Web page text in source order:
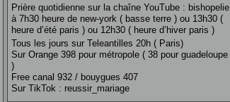
Prière quotidienne sur la chaîne YouTube : bishopelie
à 7h30 heure de new-york ( basse terre ) ou 13h30 (
heure d’été paris ) ou 12h30 ( heure d’hiver paris )
Tous les jours sur Teleantilles 20h ( Paris)
Sur Orange 398 pour métropole ( 38 pour guadeloupe
)
Free canal 932 / bouygues 407
Sur TikTok : reussir_mariage